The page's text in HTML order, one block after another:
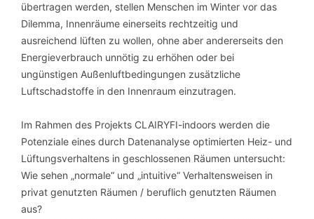
übertragen werden, stellen Menschen im Winter vor das
Dilemma, Innenräume einerseits rechtzeitig und
ausreichend lüften zu wollen, ohne aber andererseits den
Energieverbrauch unnötig zu erhöhen oder bei
ungünstigen Außenluftbedingungen zusätzliche
Luftschadstoffe in den Innenraum einzutragen.
Im Rahmen des Projekts CLAIRYFI-indoors werden die
Potenziale eines durch Datenanalyse optimierten Heiz- und
Lüftungsverhaltens in geschlossenen Räumen untersucht:
Wie sehen „normale“ und „intuitive“ Verhaltensweisen in
privat genutzten Räumen / beruflich genutzten Räumen
aus?